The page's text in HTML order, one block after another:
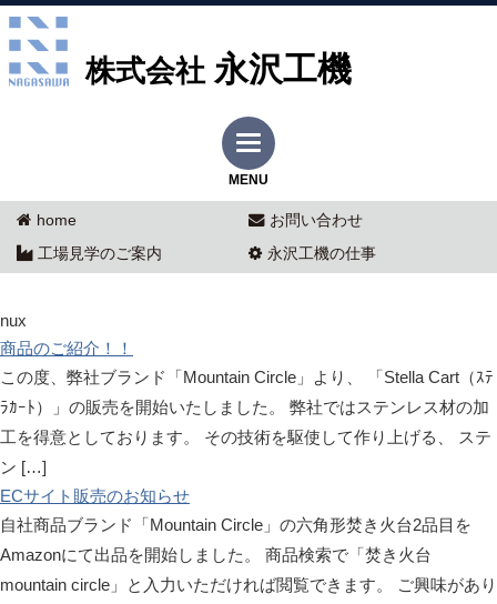
株式会社 永沢工機
MENU
home
お問い合わせ
工場見学のご案内
永沢工機の仕事
nux
商品のご紹介！！
この度、弊社ブランド「Mountain Circle」より、 「Stella Cart（ｽﾃ
ﾗｶｰﾄ）」の販売を開始いたしました。 弊社ではステンレス材の加
工を得意としております。 その技術を駆使して作り上げる、 ステ
ン […]
ECサイト販売のお知らせ
自社商品ブランド「Mountain Circle」の六角形焚き火台2品目を
Amazonにて出品を開始しました。 商品検索で「焚き火台
mountain circle」と入力いただければ閲覧できます。 ご興味があり